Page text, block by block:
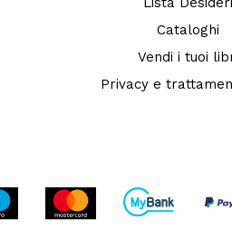
Cataloghi
Vendi i tuoi
Privacy e